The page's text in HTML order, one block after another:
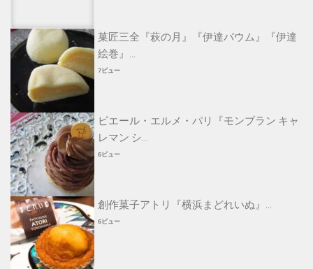
菓匠三全『萩の月』『伊達バウム』『伊達
絵巻』...
7ビュー
ピエール・エルメ・パリ『モンブラン キャ
レマン シ...
6ビュー
創作菓子アトリ『横浜まどれいぬ』...
6ビュー